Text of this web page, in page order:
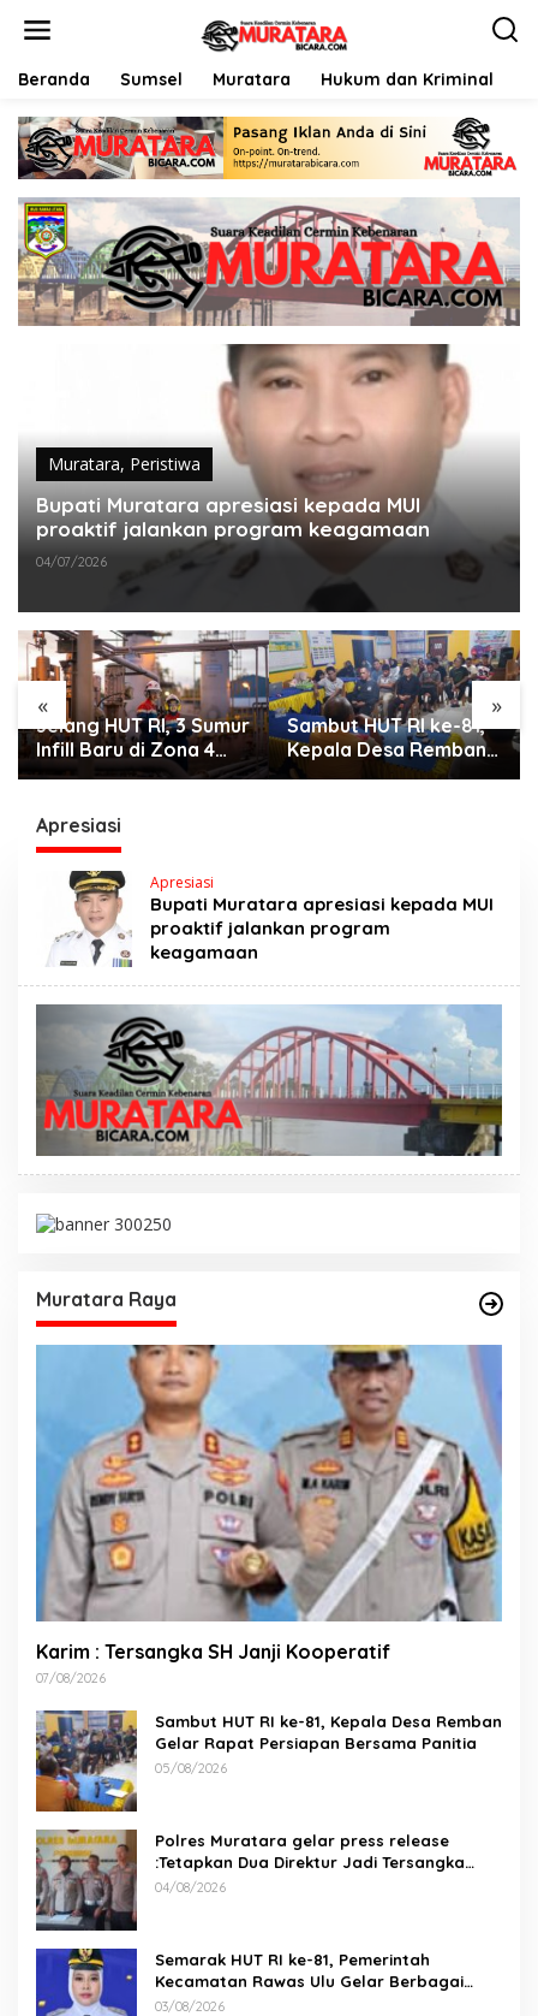
Beranda Sumsel Muratara Hukum dan Kriminal
Muratara, Peristiwa
Bupati Muratara apresiasi kepada MUI
proaktif jalankan program keagamaan
04/07/2026
« »
Jelang HUT RI, 3 Sumur
Infill Baru di Zona 4
Dukung Kedaulatan
Sambut HUT RI ke-81,
Kepala Desa Remban
Gelar Rapat Persiapan
Apresiasi
Apresiasi
Bupati Muratara apresiasi kepada MUI
proaktif jalankan program
keagamaan
Muratara Raya
Karim : Tersangka SH Janji Kooperatif
07/08/2026
Sambut HUT RI ke-81, Kepala Desa Remban
Gelar Rapat Persiapan Bersama Panitia
05/08/2026
Polres Muratara gelar press release
:Tetapkan Dua Direktur Jadi Tersangka
Kecelakaan Maut antara Bus ALS dan
04/08/2026
Semarak HUT RI ke-81, Pemerintah
Kecamatan Rawas Ulu Gelar Berbagai
Lomba
03/08/2026